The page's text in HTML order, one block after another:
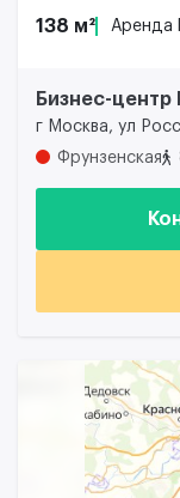
138 м² Аренда
Бизнес-
г Москва, ул
Фрунзенская